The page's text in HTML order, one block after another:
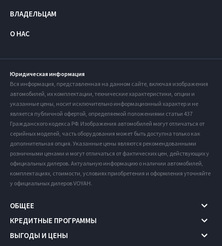
ВЛАДЕЛЬЦАМ
О НАС
Юридическая информация
Вся информация, представленная на данном сайте, включая изображения
автомобилей, их комплектации, технические характеристики, опции и
указанные цены, носит исключительно информационный характер и не
является публичной офертой, определяемой положениями статьи 437
Гражданского кодекса РФ. Изображения автомобилей могут отличаться от
серийных моделей, часть оборудования может быть доступна только как
дополнительная опция. Указанные цены являются рекомендованными
розничными ценами и могут отличаться от фактических цен, действующих у
официальных дилеров. Актуальную информацию о наличии автомобилей,
комплектациях, стоимости, условиях приобретения и оформления уточняйте
у официальных дилеров VOYAH.
ОБЩЕЕ
КРЕДИТНЫЕ ПРОГРАММЫ
ВЫГОДЫ И ЦЕНЫ